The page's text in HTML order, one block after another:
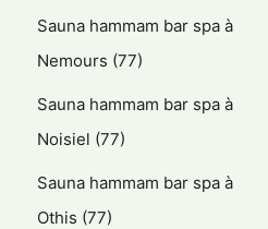
Sauna hammam bar spa à
Nemours (77)
Sauna hammam bar spa à
Noisiel (77)
Sauna hammam bar spa à
Othis (77)